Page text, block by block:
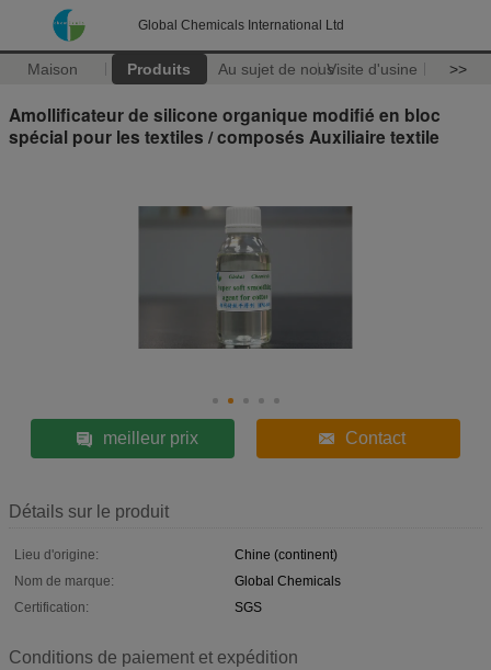
Global Chemicals International Ltd
Maison Produits Au sujet de nousVisite d'usine >>
Amollificateur de silicone organique modifié en bloc
spécial pour les textiles / composés Auxiliaire textile
meilleur prix Contact
Détails sur le produit
Lieu d'origine:
Chine (continent)
Nom de marque:
Global Chemicals
Certification:
SGS
Conditions de paiement et expédition